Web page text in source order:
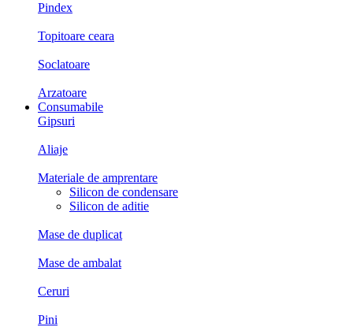
Pindex
Topitoare ceara
Soclatoare
Arzatoare
Consumabile
Gipsuri
Aliaje
Materiale de amprentare
Silicon de condensare
Silicon de aditie
Mase de duplicat
Mase de ambalat
Ceruri
Pini